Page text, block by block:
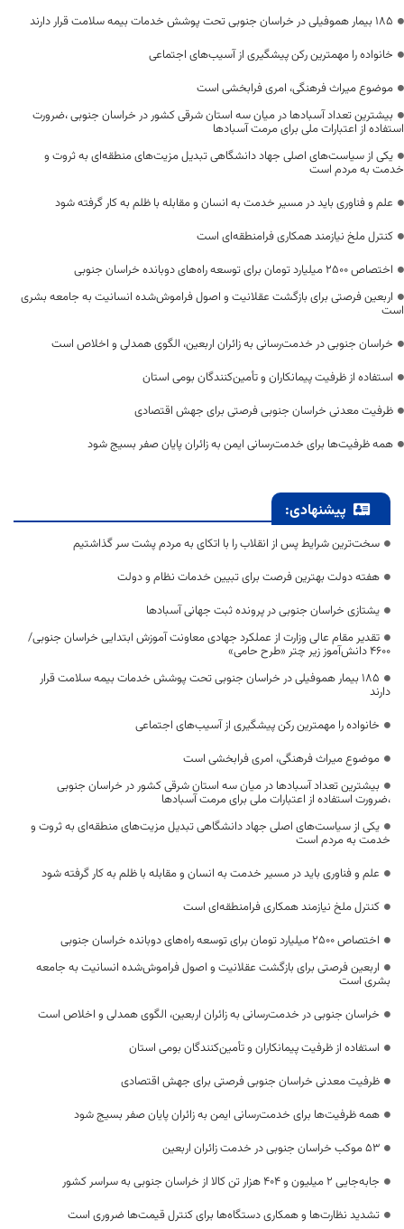
۱۸۵ بیمار هموفیلی در خراسان جنوبی تحت پوشش خدمات بیمه سلامت قرار دارند
خانواده را مهمترین رکن پیشگیری از آسیب‌های اجتماعی
موضوع میراث فرهنگی، امری فرابخشی است
بیشترین تعداد آسبادها در میان سه استان شرقی کشور در خراسان جنوبی ،ضرورت
استفاده از اعتبارات ملی برای مرمت آسبادها
یکی از سیاست‌های اصلی جهاد دانشگاهی تبدیل مزیت‌های منطقه‌ای به ثروت و
خدمت به مردم است
علم و فناوری باید در مسیر خدمت به انسان و مقابله با ظلم به کار گرفته شود
کنترل ملخ نیازمند همکاری فرامنطقه‌ای است
اختصاص 2500 میلیارد تومان برای توسعه راه‌های دوبانده خراسان جنوبی
اربعین فرصتی برای بازگشت عقلانیت و اصول فراموش‌شده انسانیت به جامعه بشری
است
خراسان جنوبی در خدمت‌رسانی به زائران اربعین، الگوی همدلی و اخلاص است
استفاده از ظرفیت پیمانکاران و تأمین‌کنندگان بومی استان
ظرفیت معدنی خراسان جنوبی فرصتی برای جهش اقتصادی
همه ظرفیت‌ها برای خدمت‌رسانی ایمن به زائران پایان صفر بسیج شود
پیشنهادی:
سخت‌ترین شرایط پس از انقلاب را با اتکای به مردم پشت سر گذاشتیم
هفته دولت بهترین فرصت برای تبیین خدمات نظام و دولت
یشتازی خراسان جنوبی در پرونده ثبت جهانی آسبادها
تقدیر مقام عالی وزارت از عملکرد جهادی معاونت آموزش ابتدایی خراسان جنوبی/
۴۶۰۰ دانش‌آموز زیر چتر «طرح حامی»
۱۸۵ بیمار هموفیلی در خراسان جنوبی تحت پوشش خدمات بیمه سلامت قرار
دارند
خانواده را مهمترین رکن پیشگیری از آسیب‌های اجتماعی
موضوع میراث فرهنگی، امری فرابخشی است
بیشترین تعداد آسبادها در میان سه استان شرقی کشور در خراسان جنوبی
،ضرورت استفاده از اعتبارات ملی برای مرمت آسبادها
یکی از سیاست‌های اصلی جهاد دانشگاهی تبدیل مزیت‌های منطقه‌ای به ثروت و
خدمت به مردم است
علم و فناوری باید در مسیر خدمت به انسان و مقابله با ظلم به کار گرفته شود
کنترل ملخ نیازمند همکاری فرامنطقه‌ای است
اختصاص 2500 میلیارد تومان برای توسعه راه‌های دوبانده خراسان جنوبی
اربعین فرصتی برای بازگشت عقلانیت و اصول فراموش‌شده انسانیت به جامعه
بشری است
خراسان جنوبی در خدمت‌رسانی به زائران اربعین، الگوی همدلی و اخلاص است
استفاده از ظرفیت پیمانکاران و تأمین‌کنندگان بومی استان
ظرفیت معدنی خراسان جنوبی فرصتی برای جهش اقتصادی
همه ظرفیت‌ها برای خدمت‌رسانی ایمن به زائران پایان صفر بسیج شود
53 موکب خراسان جنوبی در خدمت زائران اربعین
جابه‌جایی 2 میلیون و 404 هزار تن کالا از خراسان جنوبی به سراسر کشور
تشدید نظارت‌ها و همکاری دستگاه‌ها برای کنترل قیمت‌ها ضروری است